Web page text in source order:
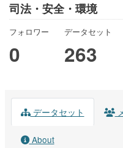
司法・安全・環境
フォロワー
0
データセット
263
データセット
About